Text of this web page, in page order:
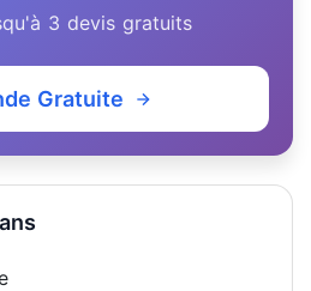
3 devis gratuits
Gratuite